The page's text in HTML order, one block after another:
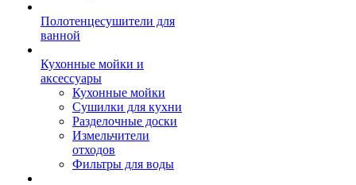
Полотенцесушители для
ванной
Кухонные мойки и
аксессуары
Кухонные мойки
Сушилки для кухни
Разделочные доски
Измельчители
отходов
Фильтры для воды